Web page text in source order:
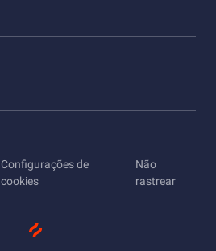
Configurações de
cookies
Não
rastrear